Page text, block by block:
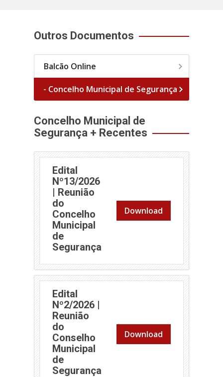
Outros Documentos
Balcão Online
- Concelho Municipal de Segurança
Concelho Municipal de
Segurança + Recentes
Edital
Nº13/2026
| Reunião
do
Concelho
Municipal
de
Segurança (abre em nova janela)
Download
Edital
Nº2/2026 |
Reunião
do
Conselho
Municipal
de
Segurança (abre em nova janela)
Download